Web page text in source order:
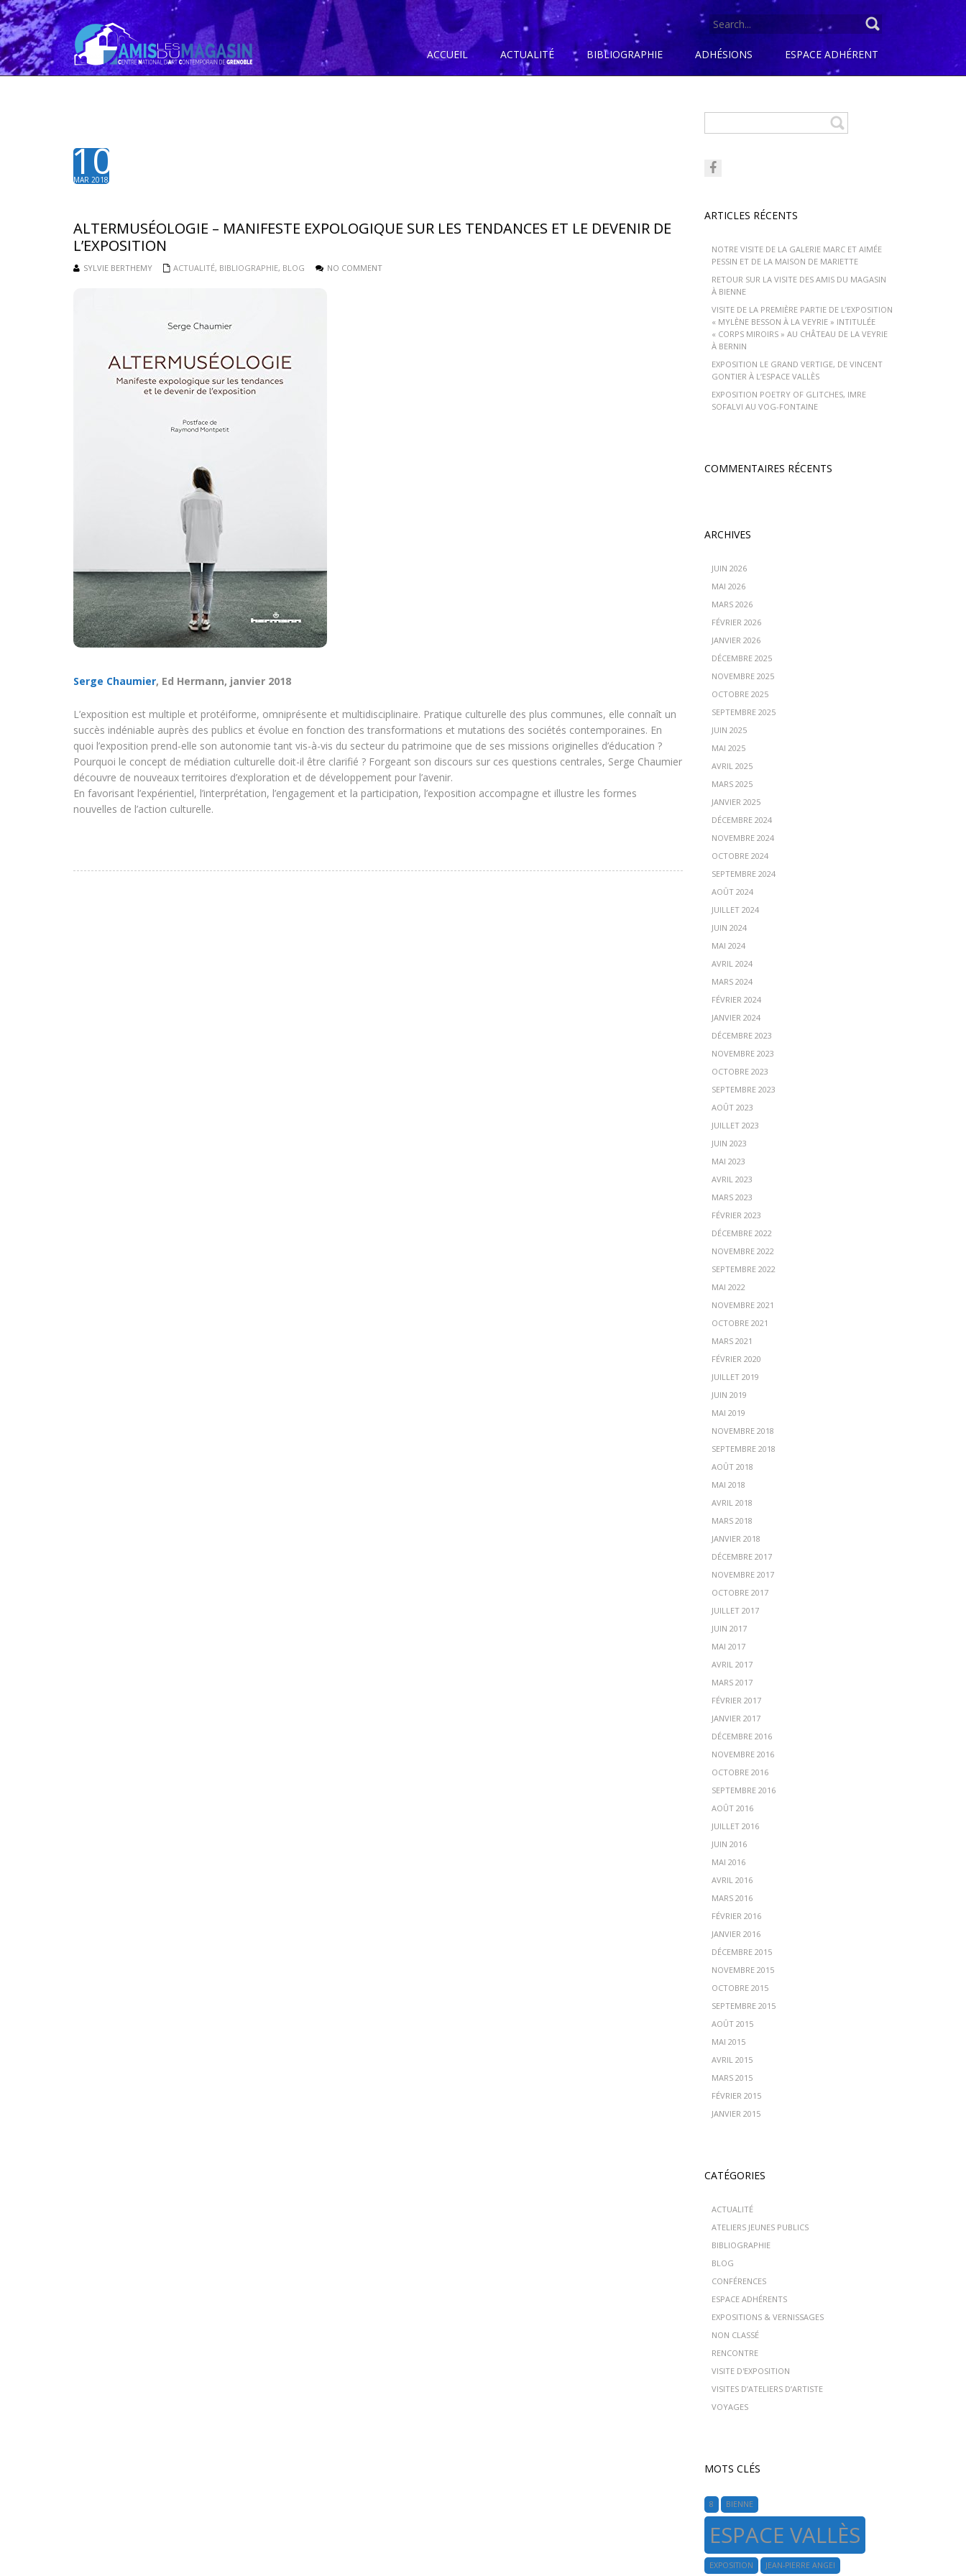
SEARCH
ACCUEIL
ACTUALITÉ BIBLIOGRAPHIE ADHÉSIONS ESPACE ADHÉRENT
10
MAR 2018
ALTERMUSÉOLOGIE – MANIFESTE EXPOLOGIQUE SUR LES TENDANCES ET LE DEVENIR DE
L’EXPOSITION
SYLVIE BERTHEMY ACTUALITÉ, BIBLIOGRAPHIE, BLOG NO COMMENT
Serge Chaumier, Ed Hermann, janvier 2018
L’exposition est multiple et protéiforme, omniprésente et multidisciplinaire. Pratique culturelle des plus communes, elle connaît un
succès indéniable auprès des publics et évolue en fonction des transformations et mutations des sociétés contemporaines. En
quoi l’exposition prend-elle son autonomie tant vis-à-vis du secteur du patrimoine que de ses missions originelles d’éducation ?
Pourquoi le concept de médiation culturelle doit-il être clarifié ? Forgeant son discours sur ces questions centrales, Serge Chaumier
découvre de nouveaux territoires d’exploration et de développement pour l’avenir.
En favorisant l’expérientiel, l’interprétation, l’engagement et la participation, l’exposition accompagne et illustre les formes
nouvelles de l’action culturelle.
ARTICLES RÉCENTS
NOTRE VISITE DE LA GALERIE MARC ET AIMÉE
PESSIN ET DE LA MAISON DE MARIETTE
RETOUR SUR LA VISITE DES AMIS DU MAGASIN
À BIENNE
VISITE DE LA PREMIÈRE PARTIE DE L’EXPOSITION
« MYLÈNE BESSON À LA VEYRIE » INTITULÉE
« CORPS MIROIRS » AU CHÂTEAU DE LA VEYRIE
À BERNIN
EXPOSITION LE GRAND VERTIGE, DE VINCENT
GONTIER À L’ESPACE VALLÈS
EXPOSITION POETRY OF GLITCHES, IMRE
SOFALVI AU VOG-FONTAINE
COMMENTAIRES RÉCENTS
ARCHIVES
JUIN 2026
MAI 2026
MARS 2026
FÉVRIER 2026
JANVIER 2026
DÉCEMBRE 2025
NOVEMBRE 2025
OCTOBRE 2025
SEPTEMBRE 2025
JUIN 2025
MAI 2025
AVRIL 2025
MARS 2025
JANVIER 2025
DÉCEMBRE 2024
NOVEMBRE 2024
OCTOBRE 2024
SEPTEMBRE 2024
AOÛT 2024
JUILLET 2024
JUIN 2024
MAI 2024
AVRIL 2024
MARS 2024
FÉVRIER 2024
JANVIER 2024
DÉCEMBRE 2023
NOVEMBRE 2023
OCTOBRE 2023
SEPTEMBRE 2023
AOÛT 2023
JUILLET 2023
JUIN 2023
MAI 2023
AVRIL 2023
MARS 2023
FÉVRIER 2023
DÉCEMBRE 2022
NOVEMBRE 2022
SEPTEMBRE 2022
MAI 2022
NOVEMBRE 2021
OCTOBRE 2021
MARS 2021
FÉVRIER 2020
JUILLET 2019
JUIN 2019
MAI 2019
NOVEMBRE 2018
SEPTEMBRE 2018
AOÛT 2018
MAI 2018
AVRIL 2018
MARS 2018
JANVIER 2018
DÉCEMBRE 2017
NOVEMBRE 2017
OCTOBRE 2017
JUILLET 2017
JUIN 2017
MAI 2017
AVRIL 2017
MARS 2017
FÉVRIER 2017
JANVIER 2017
DÉCEMBRE 2016
NOVEMBRE 2016
OCTOBRE 2016
SEPTEMBRE 2016
AOÛT 2016
JUILLET 2016
JUIN 2016
MAI 2016
AVRIL 2016
MARS 2016
FÉVRIER 2016
JANVIER 2016
DÉCEMBRE 2015
NOVEMBRE 2015
OCTOBRE 2015
SEPTEMBRE 2015
AOÛT 2015
MAI 2015
AVRIL 2015
MARS 2015
FÉVRIER 2015
JANVIER 2015
CATÉGORIES
ACTUALITÉ
ATELIERS JEUNES PUBLICS
BIBLIOGRAPHIE
BLOG
CONFÉRENCES
ESPACE ADHÉRENTS
EXPOSITIONS & VERNISSAGES
NON CLASSÉ
RENCONTRE
VISITE D'EXPOSITION
VISITES D’ATELIERS D’ARTISTE
VOYAGES
MOTS CLÉS
8 BIENNE
ESPACE VALLÈS
EXPOSITION JEAN-PIERRE ANGEI